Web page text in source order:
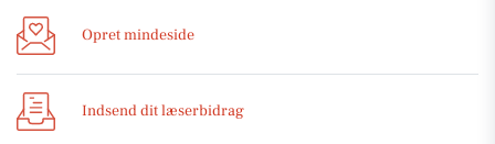
Opret mindeside
Indsend dit læserbidrag